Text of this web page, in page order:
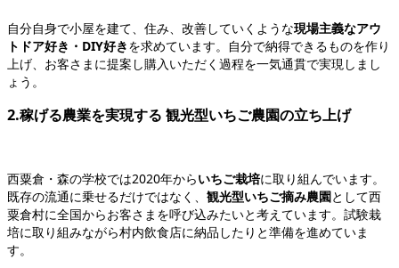
自分自身で小屋を建て、住み、改善していくような現場主義なアウ
トドア好き・DIY好きを求めています。自分で納得できるものを作り
上げ、お客さまに提案し購入いただく過程を一気通貫で実現しまし
ょう。
2.稼げる農業を実現する 観光型いちご農園の立ち上げ
西粟倉・森の学校では2020年からいちご栽培に取り組んでいます。
既存の流通に乗せるだけではなく、 観光型いちご摘み農園として西
粟倉村に全国からお客さまを呼び込みたいと考えています。試験栽
培に取り組みながら村内飲食店に納品したりと準備を進めていま
す。